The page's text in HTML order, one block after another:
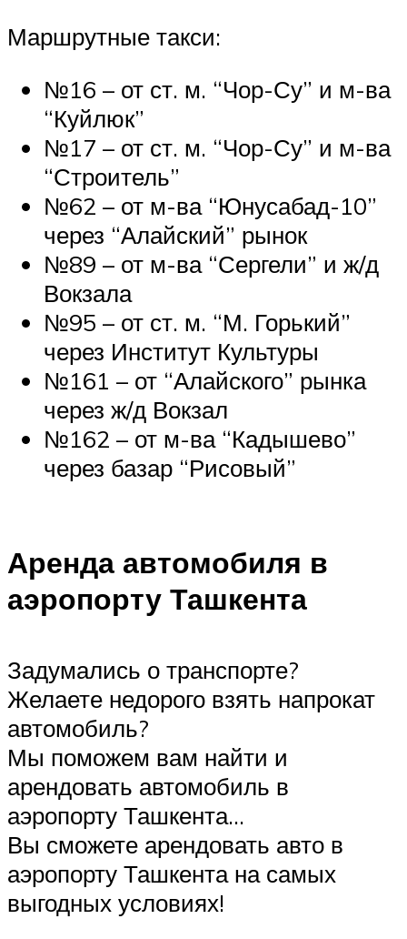
Маршрутные такси:
№16 – от ст. м. “Чор-Су” и м-ва
“Куйлюк”
№17 – от ст. м. “Чор-Су” и м-ва
“Строитель”
№62 – от м-ва “Юнусабад-10”
через “Алайский” рынок
№89 – от м-ва “Сергели” и ж/д
Вокзала
№95 – от ст. м. “М. Горький”
через Институт Культуры
№161 – от “Алайского” рынка
через ж/д Вокзал
№162 – от м-ва “Кадышево”
через базар “Рисовый”
Аренда автомобиля в
аэропорту Ташкента
Задумались о транспорте?
Желаете недорого взять напрокат
автомобиль?
Мы поможем вам найти и
арендовать автомобиль в
аэропорту Ташкента…
Вы сможете арендовать авто в
аэропорту Ташкента на самых
выгодных условиях!